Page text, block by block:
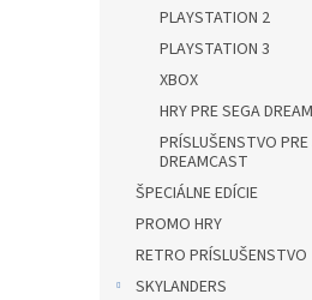
PLAYSTATION 2
PLAYSTATION 3
XBOX
HRY PRE SEGA
PRÍSLUŠENSTVO
DREAMCAST
ŠPECIÁLNE EDÍCIE
PROMO HRY
RETRO PRÍSLUŠENSTVO
SKYLANDERS